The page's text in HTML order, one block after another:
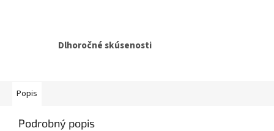
Dlhoročné skúsenosti
Popis
Podrobný popis